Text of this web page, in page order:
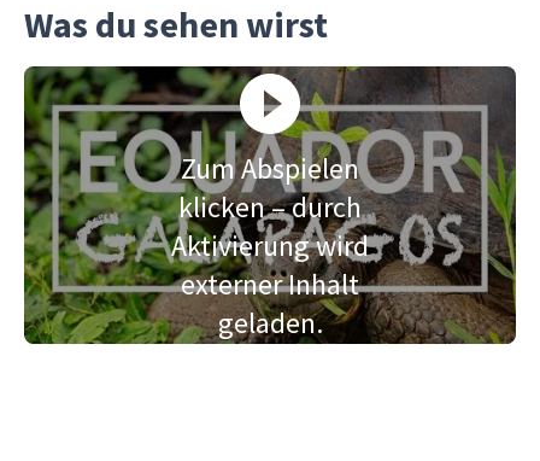
Was du sehen wirst
Zum Abspielen
klicken – durch
Aktivierung wird
externer Inhalt
geladen.